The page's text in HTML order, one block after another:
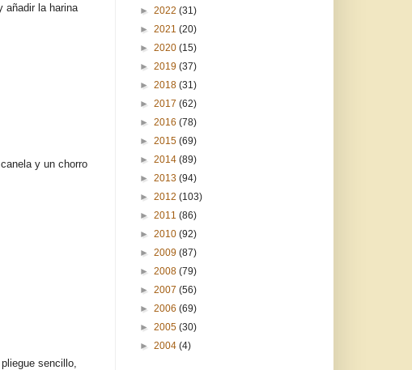
añadir la harina
y un chorro
sencillo,
► 2022 (31)
► 2021 (20)
► 2020 (15)
► 2019 (37)
► 2018 (31)
► 2017 (62)
► 2016 (78)
► 2015 (69)
► 2014 (89)
► 2013 (94)
► 2012 (103)
► 2011 (86)
► 2010 (92)
► 2009 (87)
► 2008 (79)
► 2007 (56)
► 2006 (69)
► 2005 (30)
► 2004 (4)